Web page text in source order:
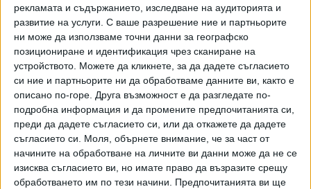
рекламата и съдържанието, изследване на аудиторията и
развитие на услуги. С ваше разрешение ние и партньорите
ни може да използваме точни данни за географско
позициониране и идентификация чрез сканиране на
устройството. Можете да кликнете, за да дадете съгласието
си ние и партньорите ни да обработваме данните ви, както е
описано по-горе. Друга възможност е да разгледате по-
подробна информация и да промените предпочитанията си,
преди да дадете съгласието си, или да откажете да дадете
съгласието си.
Моля, обърнете внимание, че за част от
начините на обработване на личните ви данни може да не се
изисква съгласието ви, но имате право да възразите срещу
обработването им по тези начини. Предпочитанията ви ще
от тази позиция и опит той няма да бъде просто един от
700 евродепутати, а ще е силен български глас в
европейската политика", заяви съпредседателят на ПП
Асен Василев, цитиран от пресцентъра.
В европейския парламент "Продължаваме Промяната"
ще защитава четири основни национални приоритета:
европейски доходи в Европейска България, промяна в
подхода към миграцията в Европа, силна икономика в
чиста природа, защитена България със силна армия.